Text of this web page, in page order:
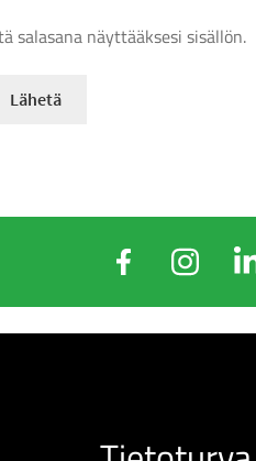
salasana näyttääksesi sisällön.